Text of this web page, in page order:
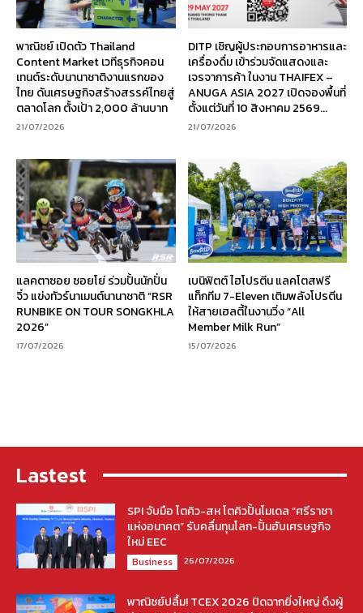
พาณิชย์ เปิดตัว Thailand
Content Market เวทีธุรกิจคอน
เทนต์ระดับนานาชาติงานแรกของ
ไทย ดันเศรษฐกิจสร้างสรรค์ไทยสู่
ตลาดโลก ตั้งเป้า 2,000 ล้านบาท
21/07/2026
DITP เชิญผู้ประกอบการอาหารและ
เครื่องดื่ม เข้าร่วมจัดแสดงและ
เจรจาการค้า ในงาน THAIFEX –
ANUGA ASIA 2027 เปิดจองพื้นที่
ตั้งแต่วันที่ 10 สิงหาคม 2569...
21/07/2026
แลคตาซอย ซอยโย่ ร่วมปั้นนักปั่น
จิ๋ว แข่งทัวร์นาเมนต์นานาชาติ “RSR
RUNBIKE ON TOUR SONGKHLA
2026”
17/07/2026
เบนิฟิตต์ ไฮโปรตีน แลคโตสฟรี
แท็กทีม 7-Eleven เติมพลังโปรตีน
ให้สายเฮลตี้ในงานวิ่ง “All
Member Milk Run”
15/07/2026
Lastest
SPI จับมือ โตคิว-สห โตคิวปั้นโมเดล “ศรีราชา
แห่งอนาคต” รับคลื่นทุนโลก-ปั้นฮับเศรษฐกิจ
ใหม่ EEC
Business 26/07/2026
พาณิชย์ปลื้ม! TCEX 2026 ปิดฉากยิ่งใหญ่ ดึงผู้